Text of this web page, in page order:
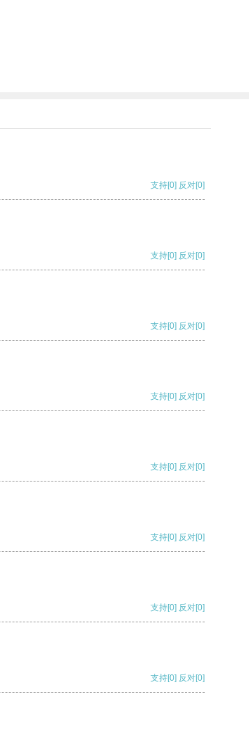
支持[0] 反对[0]
支持[0] 反对[0]
支持[0] 反对[0]
支持[0] 反对[0]
支持[0] 反对[0]
支持[0] 反对[0]
支持[0] 反对[0]
支持[0] 反对[0]